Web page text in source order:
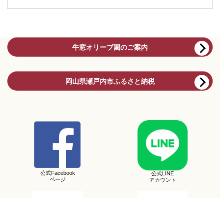
牛窓オリーブ園のご案内
岡山県瀬戸内市ふるさと納税
公式Facebook
ページ
公式LINE
アカウント